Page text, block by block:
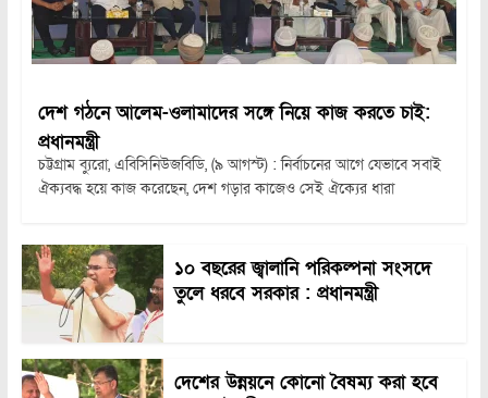
দেশ গঠনে আলেম-ওলামাদের সঙ্গে নিয়ে কাজ করতে চাই:
প্রধানমন্ত্রী
চট্টগ্রাম ব্যুরো, এবিসিনিউজবিডি, (৯ আগস্ট) : নির্বাচনের আগে যেভাবে সবাই
ঐক্যবদ্ধ হয়ে কাজ করেছেন, দেশ গড়ার কাজেও সেই ঐক্যের ধারা
১০ বছরের জ্বালানি পরিকল্পনা সংসদে
তুলে ধরবে সরকার : প্রধানমন্ত্রী
দেশের উন্নয়নে কোনো বৈষম্য করা হবে